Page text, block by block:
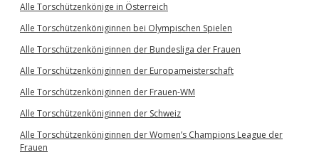
Alle Torschützenkönige in Österreich
Alle Torschützenköniginnen bei Olympischen Spielen
Alle Torschützenköniginnen der Bundesliga der Frauen
Alle Torschützenköniginnen der Europameisterschaft
Alle Torschützenköniginnen der Frauen-WM
Alle Torschützenköniginnen der Schweiz
Alle Torschützenköniginnen der Women’s Champions League der
Frauen